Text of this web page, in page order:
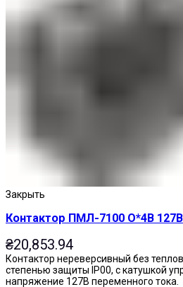
Закрыть
Контактор ПМЛ-7100 О*4В 127В
₴20,853.94
Контактор нереверсивный без
степенью защиты IP00, с катушкой
напряжение 127В переменного тока.